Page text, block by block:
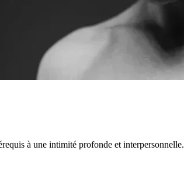
à une intimité profonde et interpersonnelle.